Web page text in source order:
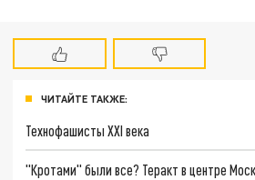
ЧИТАЙТЕ ТАКЖЕ:
Технофашисты XXI века
"Кротами" были все? Теракт в центре